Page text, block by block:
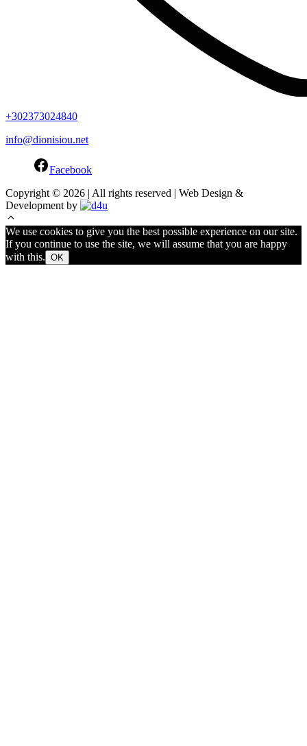
+302373024840
info@dionisiou.net
Facebook
Copyright © 2026 | All rights reserved | Web Design &
Development by
We use cookies to give you the best possible experience on our site.
If you continue to use the site, we will assume that you are happy
with this. OK